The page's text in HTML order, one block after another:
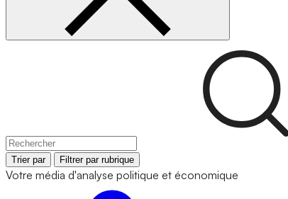
Trier par Filtrer par rubrique
Votre média d'analyse politique et économique